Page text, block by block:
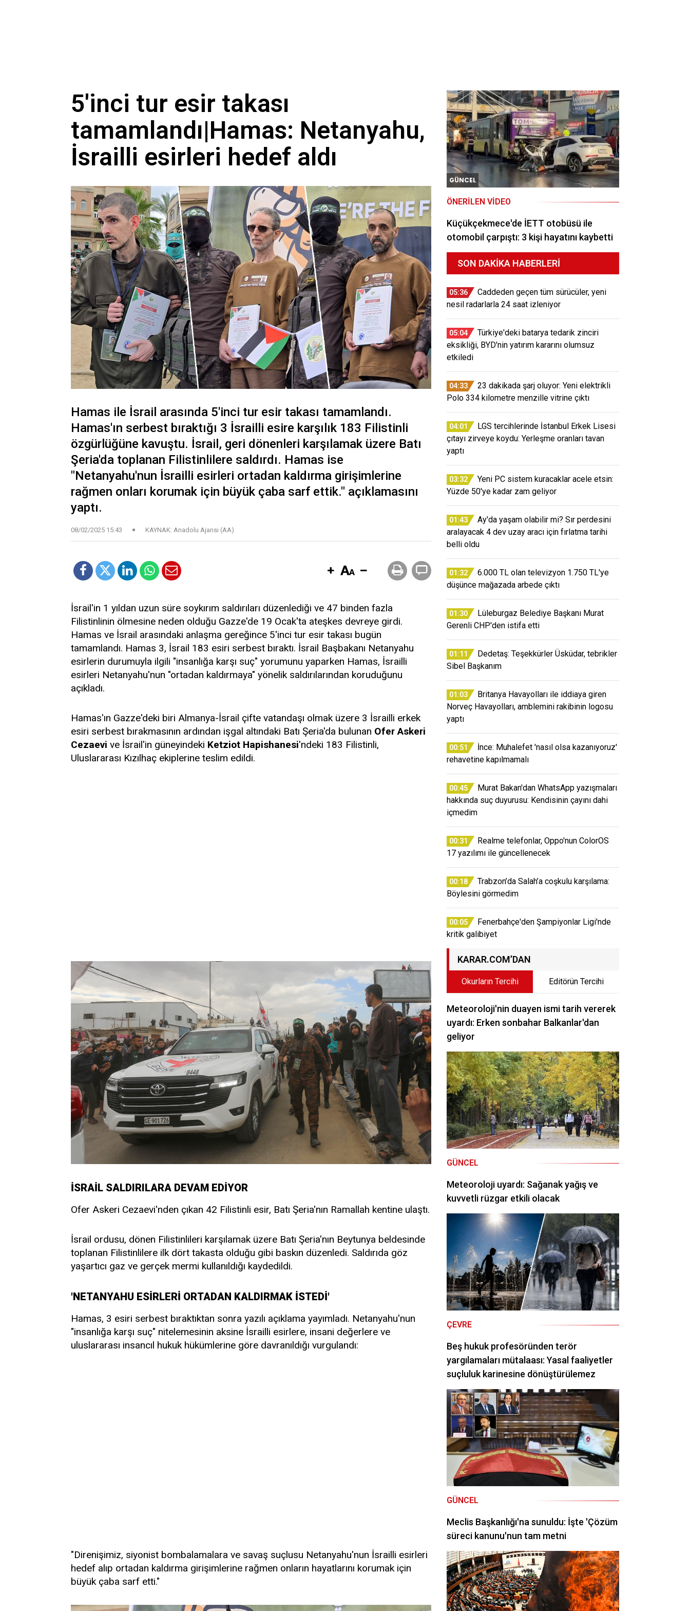
5'inci tur esir takası
tamamlandı|Hamas: Netanyahu,
İsrailli esirleri hedef aldı
Hamas ile İsrail arasında 5'inci tur esir takası tamamlandı.
Hamas'ın serbest bıraktığı 3 İsrailli esire karşılık 183 Filistinli
özgürlüğüne kavuştu. İsrail, geri dönenleri karşılamak üzere Batı
Şeria'da toplanan Filistinlilere saldırdı. Hamas ise
"Netanyahu'nun İsrailli esirleri ortadan kaldırma girişimlerine
rağmen onları korumak için büyük çaba sarf ettik." açıklamasını
yaptı.
08/02/2025 15:43 KAYNAK: Anadolu Ajansı (AA)
İsrail'in 1 yıldan uzun süre soykırım saldırıları düzenlediği ve 47 binden fazla
Filistinlinin ölmesine neden olduğu Gazze'de 19 Ocak'ta ateşkes devreye girdi.
Hamas ve İsrail arasındaki anlaşma gereğince 5'inci tur esir takası bugün
tamamlandı. Hamas 3, İsrail 183 esiri serbest bıraktı. İsrail Başbakanı Netanyahu
esirlerin durumuyla ilgili "insanlığa karşı suç" yorumunu yaparken Hamas, İsrailli
esirleri Netanyahu'nun "ortadan kaldırmaya" yönelik saldırılarından koruduğunu
açıkladı.
Hamas'ın Gazze'deki biri Almanya-İsrail çifte vatandaşı olmak üzere 3 İsrailli erkek
esiri serbest bırakmasının ardından işgal altındaki Batı Şeria'da bulunan Ofer Askeri
Cezaevi ve İsrail'in güneyindeki Ketziot Hapishanesi'ndeki 183 Filistinli,
Uluslararası Kızılhaç ekiplerine teslim edildi.
İSRAİL SALDIRILARA DEVAM EDİYOR
Ofer Askeri Cezaevi'nden çıkan 42 Filistinli esir, Batı Şeria'nın Ramallah kentine ulaştı.
İsrail ordusu, dönen Filistinlileri karşılamak üzere Batı Şeria'nın Beytunya beldesinde
toplanan Filistinlilere ilk dört takasta olduğu gibi baskın düzenledi. Saldırıda göz
yaşartıcı gaz ve gerçek mermi kullanıldığı kaydedildi.
'NETANYAHU ESİRLERİ ORTADAN KALDIRMAK İSTEDİ'
Hamas, 3 esiri serbest bıraktıktan sonra yazılı açıklama yayımladı. Netanyahu'nun
"insanlığa karşı suç" nitelemesinin aksine İsrailli esirlere, insani değerlere ve
uluslararası insancıl hukuk hükümlerine göre davranıldığı vurgulandı:
"Direnişimiz, siyonist bombalamalara ve savaş suçlusu Netanyahu'nun İsrailli esirleri
hedef alıp ortadan kaldırma girişimlerine rağmen onların hayatlarını korumak için
büyük çaba sarf etti."
GÜNCEL
ÖNERILEN VIDEO
Küçükçekmece'de İETT otobüsü ile
otomobil çarpıştı: 3 kişi hayatını kaybetti
SON DAKIKA HABERLERI
05:36
Caddeden geçen tüm sürücüler, yeni
nesil radarlarla 24 saat izleniyor
05:04
Türkiye'deki batarya tedarik zinciri
eksikliği, BYD'nin yatırım kararını olumsuz
etkiledi
04:33
23 dakikada şarj oluyor: Yeni elektrikli
Polo 334 kilometre menzille vitrine çıktı
04:01
LGS tercihlerinde İstanbul Erkek Lisesi
çıtayı zirveye koydu: Yerleşme oranları tavan
yaptı
03:32
Yeni PC sistem kuracaklar acele etsin:
Yüzde 50'ye kadar zam geliyor
01:43
Ay'da yaşam olabilir mi? Sır perdesini
aralayacak 4 dev uzay aracı için fırlatma tarihi
belli oldu
01:32
6.000 TL olan televizyon 1.750 TL'ye
düşünce mağazada arbede çıktı
01:30
Lüleburgaz Belediye Başkanı Murat
Gerenli CHP'den istifa etti
01:11
Dedetaş: Teşekkürler Üsküdar, tebrikler
Sibel Başkanım
01:03
Britanya Havayolları ile iddiaya giren
Norveç Havayolları, amblemini rakibinin logosu
yaptı
00:51
İnce: Muhalefet 'nasıl olsa kazanıyoruz'
rehavetine kapılmamalı
00:45
Murat Bakan'dan WhatsApp yazışmaları
hakkında suç duyurusu: Kendisinin çayını dahi
içmedim
00:31
Realme telefonlar, Oppo'nun ColorOS
17 yazılımı ile güncellenecek
00:18
Trabzon’da Salah’a coşkulu karşılama:
Böylesini görmedim
00:05
Fenerbahçe'den Şampiyonlar Ligi'nde
kritik galibiyet
KARAR.COM’DAN
Okurların Tercihi Editörün Tercihi
Meteoroloji'nin duayen ismi tarih vererek
uyardı: Erken sonbahar Balkanlar'dan
geliyor
GÜNCEL
Meteoroloji uyardı: Sağanak yağış ve
kuvvetli rüzgar etkili olacak
ÇEVRE
Beş hukuk profesöründen terör
yargılamaları mütalaası: Yasal faaliyetler
suçluluk karinesine dönüştürülemez
GÜNCEL
Meclis Başkanlığı'na sunuldu: İşte 'Çözüm
süreci kanunu'nun tam metni